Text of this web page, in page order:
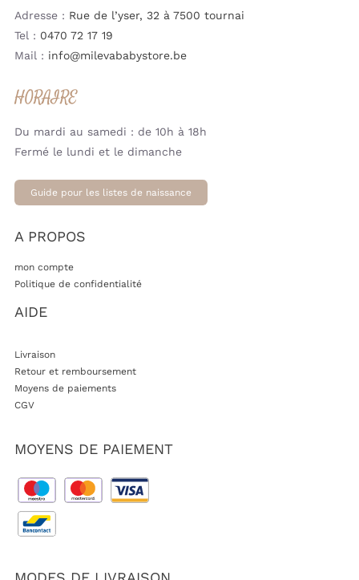
Adresse : Rue de l’yser, 32 à 7500 tournai
Tel : 0470 72 17 19
Mail : info@milevababystore.be
HORAIRE
Du mardi au samedi : de 10h à 18h
Fermé le lundi et le dimanche
Guide pour les listes de naissance
A PROPOS
mon compte
Politique de confidentialité
AIDE
Livraison
Retour et remboursement
Moyens de paiements
CGV
MOYENS DE PAIEMENT